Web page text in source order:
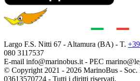
Largo F.S. Nitti 67 - Altamura (BA) - T.
080 3117537
E-mail info@marinobus.it - PEC
© Copyright 2021 - 2026 MarinoBus - Soc.
03613570724 - Tutti i diritti riservati.